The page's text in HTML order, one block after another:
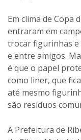
Em clima de Copa
entraram em
trocar figurinhas
e entre amigos.
é que o papel
como liner, que
até mesmo
são resíduos
A Prefeitura de